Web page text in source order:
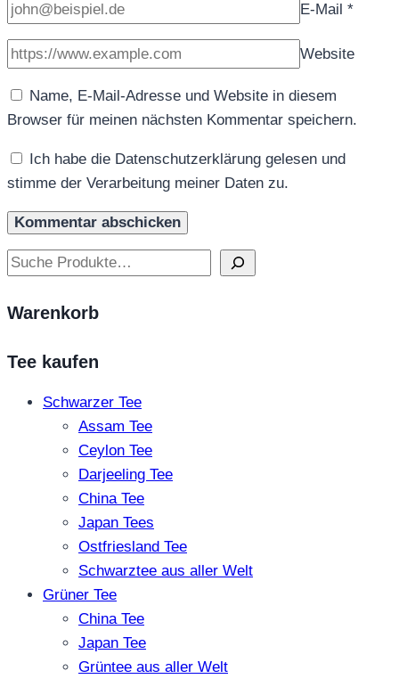
E-Mail *
Website
Name, E-Mail-Adresse und Website in diesem
Browser für meinen nächsten Kommentar speichern.
Ich habe die Datenschutzerklärung gelesen und
stimme der Verarbeitung meiner Daten zu.
Suchen
Warenkorb
Tee kaufen
Schwarzer Tee
Assam Tee
Ceylon Tee
Darjeeling Tee
China Tee
Japan Tees
Ostfriesland Tee
Schwarztee aus aller Welt
Grüner Tee
China Tee
Japan Tee
Grüntee aus aller Welt